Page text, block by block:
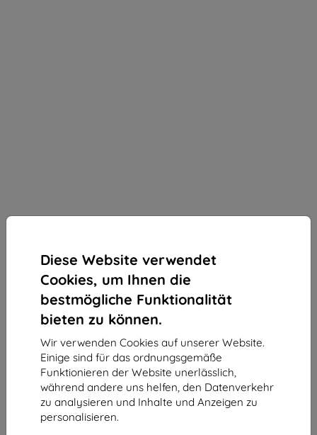
Diese Website verwendet
Cookies, um Ihnen die
bestmögliche Funktionalität
bieten zu können.
Wir verwenden Cookies auf unserer Website.
Einige sind für das ordnungsgemäße
Funktionieren der Website unerlässlich,
während andere uns helfen, den Datenverkehr
zu analysieren und Inhalte und Anzeigen zu
personalisieren.
Antimikrobielle Folie 3MK SilverProtection+ für
Motorola Razr 70
Geeignet für: Motorola Razr 70
12,90 €